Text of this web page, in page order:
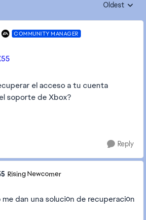
Replies
Oldest
COMMUNITY MANAGER
el acceso a tu cuenta
soporte de Xbox?
Reply
Rising Newcomer
me dan una solución de recuperación